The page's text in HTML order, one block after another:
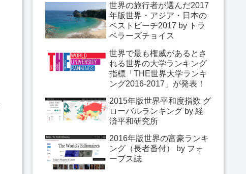
2017」
世界の旅行者が選んだ2017
年版世界・アジア・日本の
ベストビーチ2017 by トラ
ベラーズチョイス
世界で最も権威があるとさ
れる世界の大学ランキング
指標「THE世界大学ランキ
ング2016-2017」が発表！
2015年版世界平和度指数 グ
ローバルランキング by 経
済平和研究所
2016年版世界の富豪ランキ
ング（長者番付） by フォ
ーブス誌